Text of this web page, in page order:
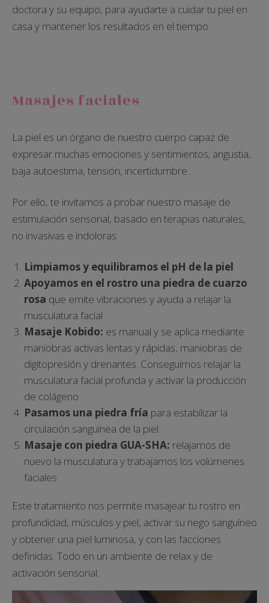
doctora y su equipo, para ayudarte a cuidar tu piel en
casa y mantener los resultados en el tiempo.
Masajes faciales
La piel es un órgano de nuestro cuerpo capaz de
expresar muchas emociones y sentimientos; angustia,
baja autoestima, tensión, incertidumbre…
Por ello, te invitamos a probar nuestro masaje de
estimulación sensorial, basado en terapias naturales,
no invasivas e indoloras:
Limpiamos y equilibramos el pH de la piel
Apoyamos en el rostro una piedra de cuarzo
rosa que emite vibraciones y ayuda a relajar la
musculatura facial
Masaje Kobido: es manual y se aplica mediante
maniobras activas lentas y rápidas, maniobras de
digitopresión y drenantes. Conseguimos relajar la
musculatura facial profunda y activar la producción
de colágeno
Pasamos una piedra fría para estabilizar la
circulación sanguínea de la piel.
Masaje con piedra GUA-SHA: relajamos de
nuevo la musculatura y trabajamos los volúmenes
faciales
Este tratamiento nos permite masajear tu rostro en
profundidad, músculos y piel, activar su riego sanguíneo
y obtener una piel luminosa, y con las facciones
definidas. Todo en un ambiente de relax y de
activación sensorial.